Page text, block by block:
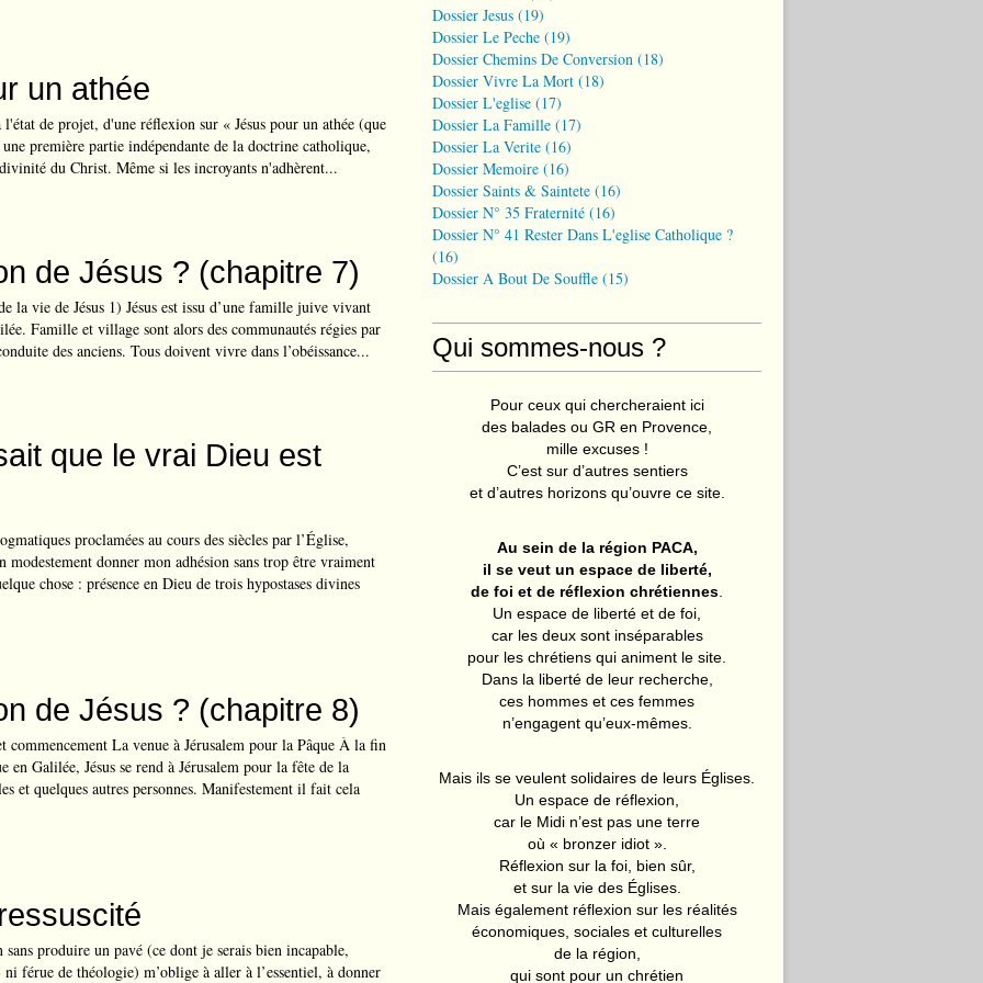
un athée
de projet, d'une réflexion sur « Jésus pour un athée (que
première partie indépendante de la doctrine catholique,
du Christ. Même si les incroyants n'adhèrent...
de Jésus ? (chapitre 7)
la vie de Jésus 1) Jésus est issu d’une famille juive vivant
Famille et village sont alors des communautés régies par
des anciens. Tous doivent vivre dans l’obéissance...
que le vrai Dieu est
proclamées au cours des siècles par l’Église,
modestement donner mon adhésion sans trop être vraiment
chose : présence en Dieu de trois hypostases divines
de Jésus ? (chapitre 8)
commencement La venue à Jérusalem pour la Pâque À la fin
en Galilée, Jésus se rend à Jérusalem pour la fête de la
et quelques autres personnes. Manifestement il fait cela
sans produire un pavé (ce dont je serais bien incapable,
férue de théologie) m’oblige à aller à l’essentiel, à donner
Dossier Jesus (19)
Dossier Le Peche (19)
Dossier Chemins De Conversion (18)
Dossier Vivre La Mort (18)
Dossier L'eglise (17)
Dossier La Famille (17)
Dossier La Verite (16)
Dossier Memoire (16)
Dossier Saints & Saintete (16)
Dossier N° 35 Fraternité (16)
Dossier N° 41 Rester Dans L'eglise Catholique ?
(16)
Dossier A Bout De Souffle (15)
Qui sommes-nous ?
Pour ceux qui chercheraient ici
des balades ou GR en Provence,
mille excuses !
C’est sur d’autres sentiers
et d’autres horizons qu’ouvre ce site.
Au sein de la région PACA,
il se veut un espace de liberté,
de foi et de réflexion chrétiennes
Un espace de liberté et de foi,
car les deux sont inséparables
pour les chrétiens qui animent le site.
Dans la liberté de leur recherche,
ces hommes et ces femmes
n’engagent qu’eux-mêmes.
Mais ils se veulent solidaires de leurs Églises.
Un espace de réflexion,
car le Midi n’est pas une terre
où « bronzer idiot ».
Réflexion sur la foi, bien sûr,
et sur la vie des Églises.
Mais également réflexion sur les réalités
économiques, sociales et culturelles
de la région,
qui sont pour un chrétien